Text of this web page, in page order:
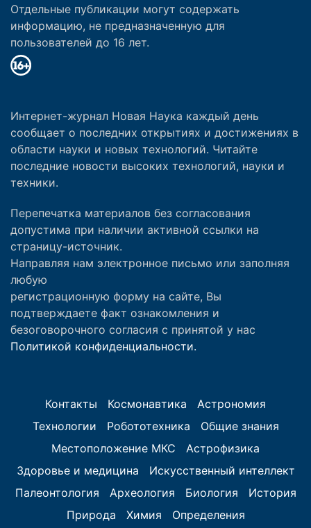
Отдельные публикации могут содержать
информацию, не предназначенную для
пользователей до 16 лет.
Интернет-журнал Новая Наука каждый день
сообщает о последних открытиях и достижениях в
области науки и новых технологий. Читайте
последние новости высоких технологий, науки и
техники.
Перепечатка материалов без согласования
допустима при наличии активной ссылки на
страницу-источник.
Направляя нам электронное письмо или заполняя
любую
регистрационную форму на сайте, Вы
подтверждаете факт ознакомления и
безоговорочного согласия с принятой у нас
Политикой конфиденциальности.
Контакты Космонавтика
Астрономия
Технологии
Робототехника
Общие знания
Местоположение МКС
Астрофизика
Здоровье и медицина
Искусственный интеллект
Палеонтология
Археология Биология
История
Природа
Химия Определения